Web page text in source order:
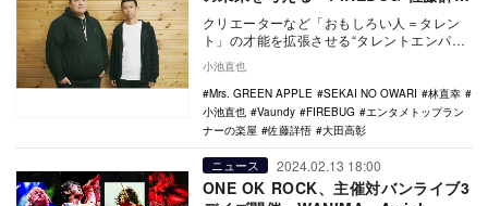
×ライブプロデューサー大田高彰対談
クリエーターなど「おもしろい人＝タレン
ト」の才能を拡張させる“タレントエンパワ
プロ…
小池直也
Mrs. GREEN APPLE
SEKAI NO OWARI
林直幸
小池直也
Vaundy FIREBUG
エンタメトップラン
ナーの楽屋
佐藤詳悟 大田高彰
ニュース 2024.02.13 18:00
ONE OK ROCK、主催対バンライブ3